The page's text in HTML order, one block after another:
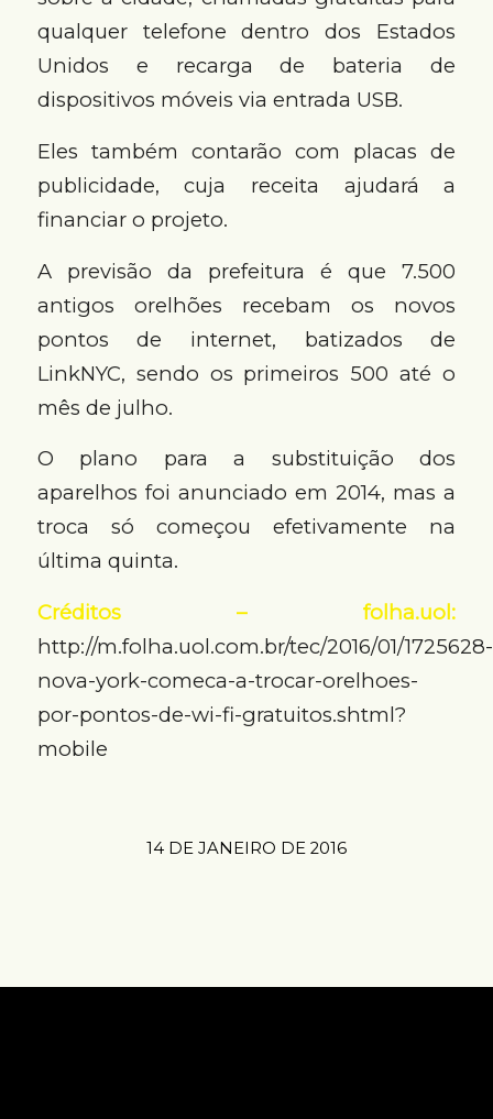
qualquer telefone dentro dos Estados
Unidos e recarga de bateria de
dispositivos móveis via entrada USB.
Eles também contarão com placas de
publicidade, cuja receita ajudará a
financiar o projeto.
A previsão da prefeitura é que 7.500
antigos orelhões recebam os novos
pontos de internet, batizados de
LinkNYC, sendo os primeiros 500 até o
mês de julho.
O plano para a substituição dos
aparelhos foi anunciado em 2014, mas a
troca só começou efetivamente na
última quinta.
Créditos – folha.uol:
http://m.folha.uol.com.br/tec/2016/01/1725628-
nova-york-comeca-a-trocar-orelhoes-
por-pontos-de-wi-fi-gratuitos.shtml?
mobile
14 DE JANEIRO DE 2016